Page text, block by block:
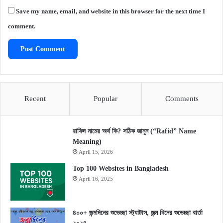
Save my name, email, and website in this browser for the next time I
comment.
Recent Popular Comments
রাফিদ নামের অর্থ কি? সঠিক জানুন (“Rafid” Name
Meaning)
April 15, 2026
Top 100 Websites in Bangladesh
April 16, 2025
৪০০+ জন্মদিনের শুভেচ্ছা স্ট্যাটাস, জন্ম দিনের শুভেচ্ছা বার্তা